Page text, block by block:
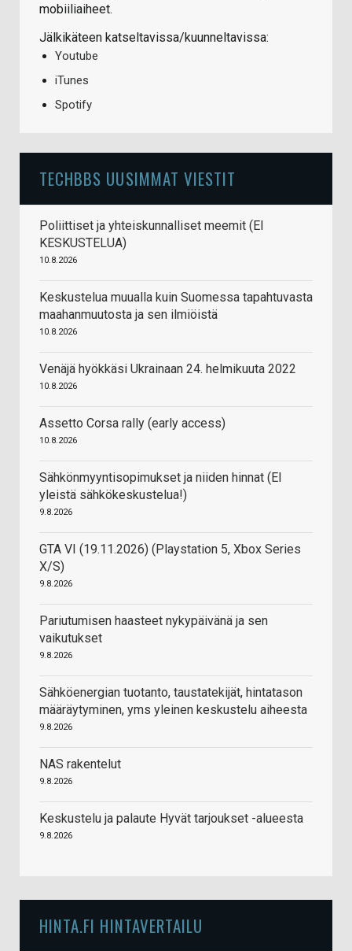
mobiiliaiheet.
Jälkikäteen katseltavissa/kuunneltavissa:
Youtube
iTunes
Spotify
TECHBBS UUSIMMAT VIESTIT
Poliittiset ja yhteiskunnalliset meemit (EI
KESKUSTELUA)
10.8.2026
Keskustelua muualla kuin Suomessa tapahtuvasta
maahanmuutosta ja sen ilmiöistä
10.8.2026
Venäjä hyökkäsi Ukrainaan 24. helmikuuta 2022
10.8.2026
Assetto Corsa rally (early access)
10.8.2026
Sähkönmyyntisopimukset ja niiden hinnat (EI
yleistä sähkökeskustelua!)
9.8.2026
GTA VI (19.11.2026) (Playstation 5, Xbox Series
X/S)
9.8.2026
Pariutumisen haasteet nykypäivänä ja sen
vaikutukset
9.8.2026
Sähköenergian tuotanto, taustatekijät, hintatason
määräytyminen, yms yleinen keskustelu aiheesta
9.8.2026
NAS rakentelut
9.8.2026
Keskustelu ja palaute Hyvät tarjoukset -alueesta
9.8.2026
HINTA.FI HINTAVERTAILU